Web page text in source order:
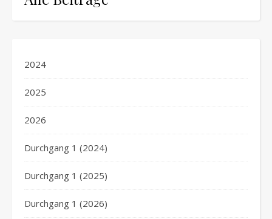
2024
2025
2026
Durchgang 1 (2024)
Durchgang 1 (2025)
Durchgang 1 (2026)